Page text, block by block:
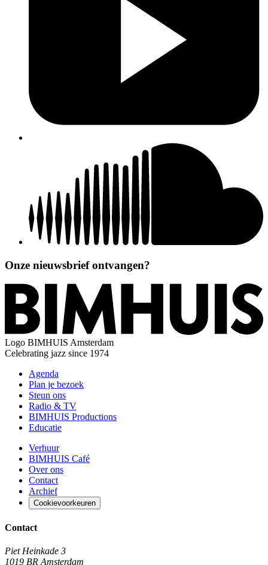
Onze nieuwsbrief ontvangen?
Logo BIMHUIS Amsterdam
Celebrating jazz since 1974
Agenda
Plan je bezoek
Steun ons
Radio & TV
BIMHUIS Productions
Educatie
Verhuur
BIMHUIS Café
Over ons
Contact
Archief
Cookievoorkeuren
Contact
Piet Heinkade 3
1019 BR Amsterdam